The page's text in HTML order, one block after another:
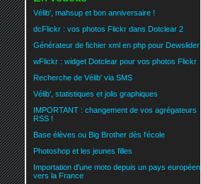
Vélib', mahsup et bon anniversaire !
dcFlickr : vos photos Flickr dans Dotclear 2
Générateur de fichier xml en php pour Dewslider
wFlickr : widget Dotclear pour vos photos Flickr
Recherche de Vélib' via SMS
Vélib', statistiques et jolis graphiques
IMPORTANT : changement de vos agrégateurs
RSS !
Base élèves ou Big Brother dès l'école
Photoshop et les jeunes filles
Importation d'une moto depuis un pays européen
vers la France